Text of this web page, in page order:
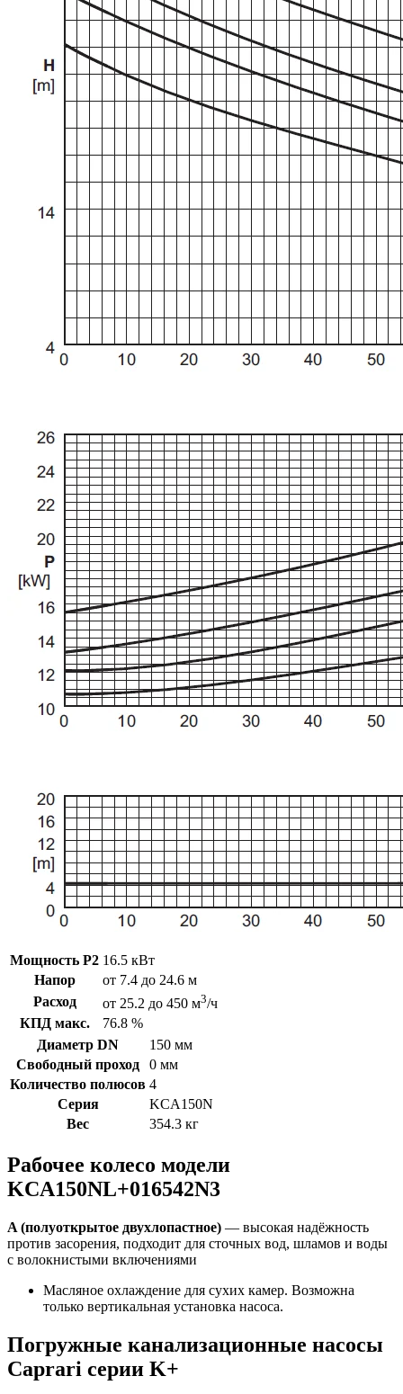
Мощность P2 16.5 кВт
Напор
от 7.4 до 24.6 м
Расход
от 25.2 до 450 м3/ч
КПД макс.
76.8 %
Диаметр DN
150 мм
Свободный проход
0 мм
Количество полюсов 4
Серия
KCA150N
Вес
354.3 кг
Рабочее колесо модели
KCA150NL+016542N3
A (полуоткрытое двухлопастное) — высокая надёжность
против засорения, подходит для сточных вод, шламов и воды
с волокнистыми включениями
Масляное охлаждение для сухих камер. Возможна
только вертикальная установка насоса.
Погружные канализационные насосы
Caprari серии K+